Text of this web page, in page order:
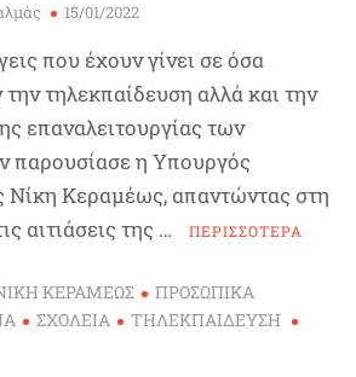
15/01/2022
που έχουν γίνει σε όσα
τηλεκπαίδευση αλλά και την
επαναλειτουργίας των
παρουσίασε η Υπουργός
Νίκη Κεραμέως, απαντώντας στη
αιτιάσεις της …
ΠΕΡΙΣΣΟΤΕΡΑ
ΚΕΡΑΜΕΩΣ
ΠΡΟΣΩΠΙΚΑ
ΣΧΟΛΕΙΑ ΤΗΛΕΚΠΑΙΔΕΥΣΗ